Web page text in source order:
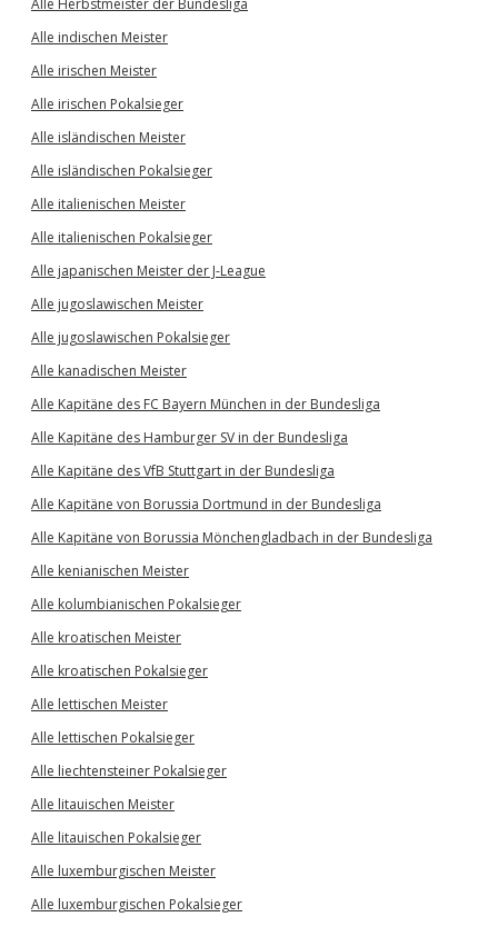
Alle Herbstmeister der Bundesliga
Alle indischen Meister
Alle irischen Meister
Alle irischen Pokalsieger
Alle isländischen Meister
Alle isländischen Pokalsieger
Alle italienischen Meister
Alle italienischen Pokalsieger
Alle japanischen Meister der J-League
Alle jugoslawischen Meister
Alle jugoslawischen Pokalsieger
Alle kanadischen Meister
Alle Kapitäne des FC Bayern München in der Bundesliga
Alle Kapitäne des Hamburger SV in der Bundesliga
Alle Kapitäne des VfB Stuttgart in der Bundesliga
Alle Kapitäne von Borussia Dortmund in der Bundesliga
Alle Kapitäne von Borussia Mönchengladbach in der Bundesliga
Alle kenianischen Meister
Alle kolumbianischen Pokalsieger
Alle kroatischen Meister
Alle kroatischen Pokalsieger
Alle lettischen Meister
Alle lettischen Pokalsieger
Alle liechtensteiner Pokalsieger
Alle litauischen Meister
Alle litauischen Pokalsieger
Alle luxemburgischen Meister
Alle luxemburgischen Pokalsieger